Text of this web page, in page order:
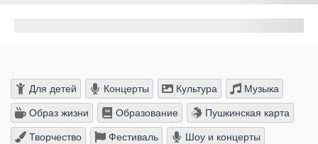
Для детей Концерты Культура Музыка
Образ жизни Образование Пушкинская карта
Творчество Фестиваль Шоу и концерты